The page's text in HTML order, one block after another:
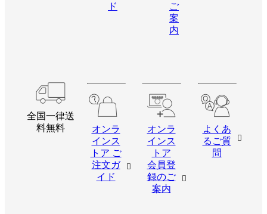
ド
ご
案
内
全国一律送
料無料
オンラ
インス
トア ご
注文ガ
イド
オンラ
インス
トア
会員登
録のご
案内
よくあ
るご質
問